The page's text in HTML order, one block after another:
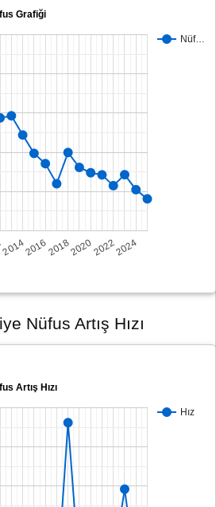
Grafiği
Nüf…
201420162018202020222024
Nüfus Artış Hızı
Artış Hızı
Hız